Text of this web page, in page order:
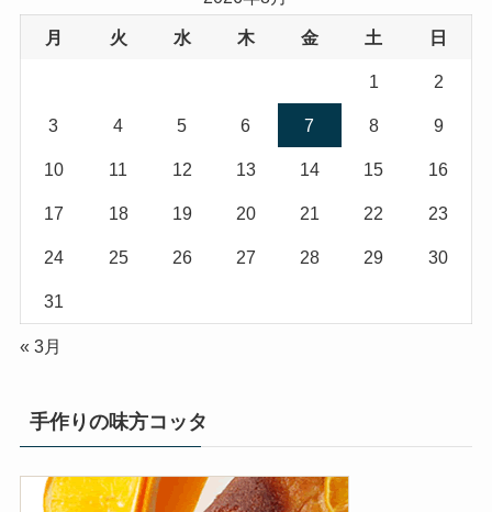
ー
月 火 水 木 金 土 日
1 2
3 4 5 6 7 8 9
10 11 12 13 14 15 16
17 18 19 20 21 22 23
24 25 26 27 28 29 30
31
« 3月
手作りの味方コッタ